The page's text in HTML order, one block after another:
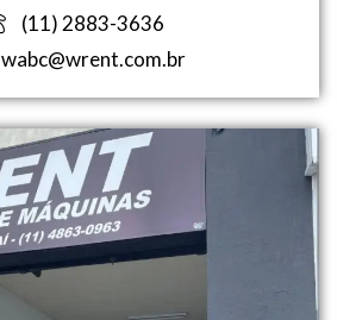
(11) 2883-3636
wabc@wrent.com.br